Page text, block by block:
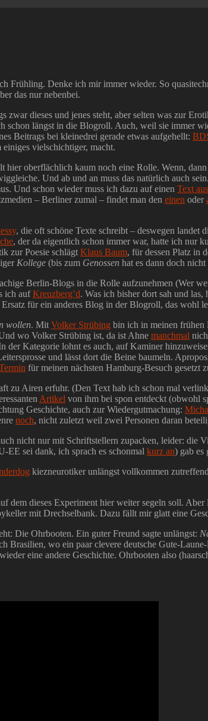
Denke ich mir immer wieder. So
das nur nebenbei.
zwar dieses und jenes steht, aber selten was zur
schon längst in die Blogroll. Auch, weil sie immer
Beitrags bei kleinedrei gerade etwas aufgehellt:
einiges vielschichtiger, macht.
oberflächlich kaum noch eine Rolle. Wenn,
Und ab und an muss das natürlich auch
Und schon wieder muss ich dazu auf einen Text
– Berliner zumal – findet man den einen oder
, die oft schöne Texte schreibt – deswegen
che, der da eigentlich schon immer war, hatte ich nur
zur Poesie schlägt Klaus Baum, für dessen Platz in
Kollege (bis zum Genossen hat es dann doch
Berlin-Blogs in die Rolle aufzunehmen (Wer
ich aufKreuzberg’d. Was ich bisher dort sah und
für ein anderes Blog in der Blogroll, das wohl
wollen. Mit Volker Strübing bin ich in meinen frühen
wo Volker Strübing ist, da ist Ahne manchmal
der Kategorie lohnt es auch, auf Kaminer
und lässt dort die Beine baumeln.
für meinen nächsten Hamburg-Besuch gesetzt
zu Airen erfuhr. (Den Text hab ich schon mal
Artikel von ihm bei spon entdeckt (obwohl
Geschichte, auch zur Wiedergutmachung:
noch, nicht zuletzt weil zwei Personen daran
nicht nur mit Schriftstellern zupacken, leider: die
sei dank, ich sprach es schonmal kurz an) gab es
kiezneurotiker unlängst vollkommen
dem dieses Experiment hier weiter segeln soll.
mit Drechselbank. Dazu fällt mir glatt eine
Die Ohrbooten. Ein guter Freund sagte unlängst:
Brasilien, wo ein paar clevere deutsche Gute-
eine andere Geschichte. Ohrbooten also